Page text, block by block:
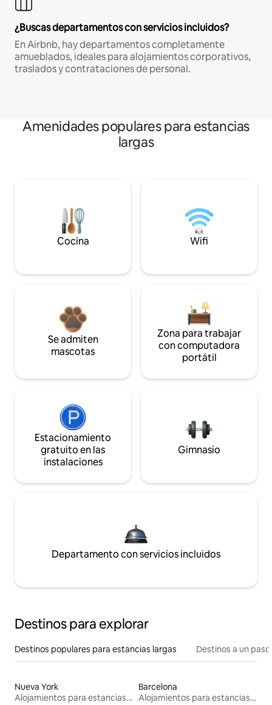
¿Buscas departamentos con servicios incluidos?
En Airbnb, hay departamentos completamente
amueblados, ideales para alojamientos corporativos,
traslados y contrataciones de personal.
Amenidades populares para estancias
largas
Cocina Wifi
Se admiten
mascotas
Zona para trabajar
con computadora
portátil
Estacionamiento
gratuito en las
instalaciones
Gimnasio
Departamento con servicios incluidos
Destinos para explorar
Destinos populares para estancias largas Destinos a un
Nueva York
Alojamientos para estancias largas
Barcelona
Alojamientos para estancias largas